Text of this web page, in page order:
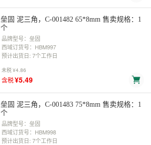
垒固 泥三角，C-001482 65*8mm 售卖规格：1
个
品牌型号：垒固
西域订货号：HBM997
预计出货日: 7个工作日
未税¥4.86
含税¥5.49
垒固 泥三角，C-001483 75*8mm 售卖规格：1
个
品牌型号：垒固
西域订货号：HBM998
预计出货日: 7个工作日